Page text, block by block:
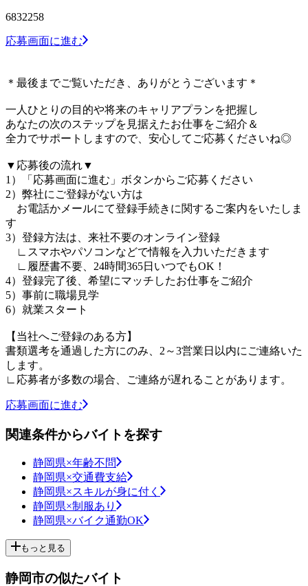
6832258
応募画面に進む
＊最後までご覧いただき、ありがとうございます＊
一人ひとりの目的や将来のキャリアプランを把握し
あなたの次のステップを見据えたお仕事をご紹介＆
全力でサポートしますので、安心してご応募くださいね◎
▼応募後の流れ▼
1）「応募画面に進む」ボタンからご応募ください
2）弊社にご登録がない方は
お電話かメールにて登録手続きに関するご案内をいたしま
す
3）登録方法は、来社不要のオンライン登録
∟スマホやパソコンなどで情報を入力いただきます
∟履歴書不要、24時間365日いつでもOK！
4）登録完了後、希望にマッチしたお仕事をご紹介
5）事前に職場見学
6）就業スタート
【当社へご登録のある方】
書類選考を通過した方にのみ、2～3営業日以内にご連絡いた
します。
∟応募者が多数の場合、ご連絡が遅れることがあります。
応募画面に進む
関連条件からバイトを探す
静岡県×年齢不問
静岡県×交通費支給
静岡県×スキルが身に付く
静岡県×制服あり
静岡県×バイク通勤OK
もっと見る
静岡市の似たバイト